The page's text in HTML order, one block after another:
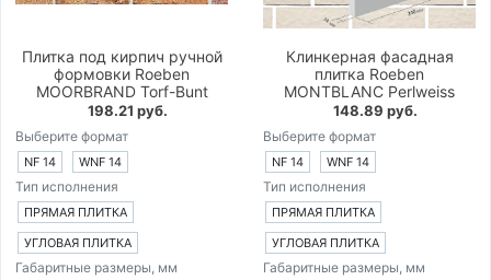
Плитка под кирпич ручной
формовки Roeben
MOORBRAND Torf-Bunt
198.21 руб.
Выберите формат
NF 14 WNF 14
Тип исполнения
ПРЯМАЯ ПЛИТКА
УГЛОВАЯ ПЛИТКА
Габаритные размеры, мм
Клинкерная фасадная
плитка Roeben
MONTBLANC Perlweiss
148.89 руб.
Выберите формат
NF 14 WNF 14
Тип исполнения
ПРЯМАЯ ПЛИТКА
УГЛОВАЯ ПЛИТКА
Габаритные размеры, мм